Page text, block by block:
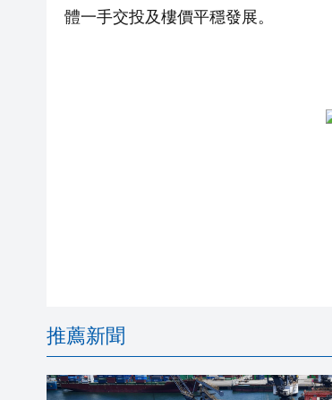
體一手交投及樓價平穩發展。
推薦新聞